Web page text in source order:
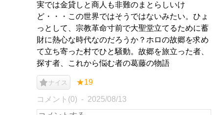
実では金貸しと商人も非難のまとらしいけ
ど・・・この世界ではそうではないみたい。ひょ
っとして、宗教革命寸前で大聖堂立てるために蓄
財に熱心な時代なのだろうか？ホロの故郷を求め
て立ち寄った村でひと騒動。故郷を旅立った者、
探す者、これから悩む者の葛藤の物語
ナイス ★19
コメント(0) 2025/08/13